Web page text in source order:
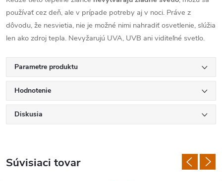
používať cez deň, ale v prípade potreby aj v noci. Práve z
dôvodu, že nesvietia, nie je možné nimi nahradiť osvetlenie, slúžia
len ako zdroj tepla. Nevyžarujú UVA, UVB ani viditeľné svetlo.
Parametre produktu
Hodnotenie
Diskusia
Súvisiaci tovar